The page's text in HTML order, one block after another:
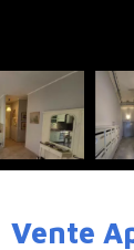
Vente